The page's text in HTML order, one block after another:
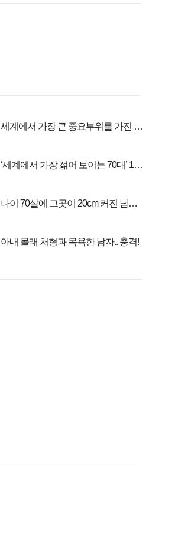
세계에서 가장 큰 중요부위를 가진 남
‘세계에서 가장 젊어 보이는 70대’ 1위
나이 70살에 그곳이 20cm 커진 남자..
아내 몰래 처형과 목욕한 남자.. 충격!